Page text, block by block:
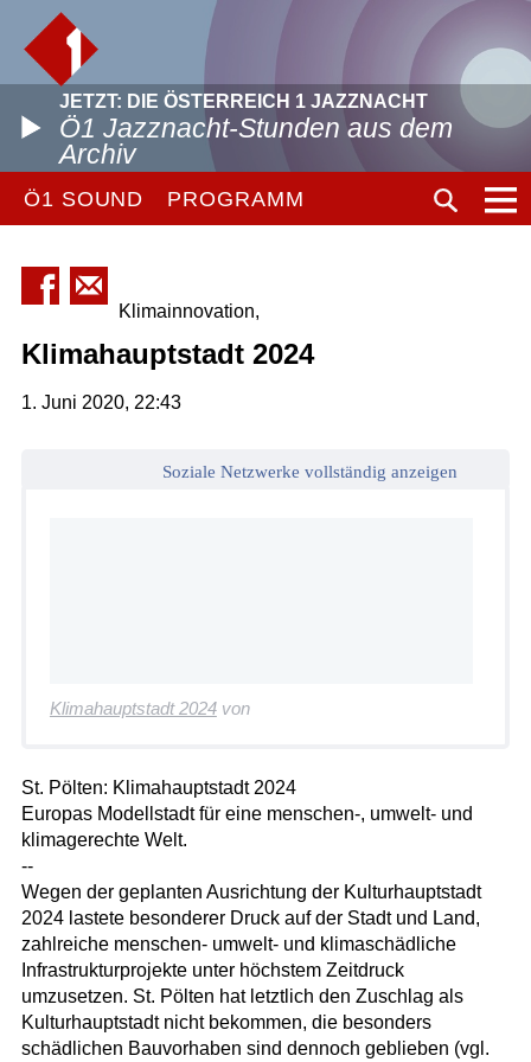
JETZT: DIE ÖSTERREICH 1 JAZZNACHT
Ö1 Jazznacht-Stunden aus dem
Archiv
Ö1 SOUND PROGRAMM
Klimainnovation,
Klimahauptstadt 2024
1. Juni 2020, 22:43
Soziale Netzwerke vollständig anzeigen
Klimahauptstadt 2024von
St. Pölten: Klimahauptstadt 2024
Europas Modellstadt für eine menschen-, umwelt- und
klimagerechte Welt.
--
Wegen der geplanten Ausrichtung der Kulturhauptstadt
2024 lastete besonderer Druck auf der Stadt und Land,
zahlreiche menschen- umwelt- und klimaschädliche
Infrastrukturprojekte unter höchstem Zeitdruck
umzusetzen. St. Pölten hat letztlich den Zuschlag als
Kulturhauptstadt nicht bekommen, die besonders
schädlichen Bauvorhaben sind dennoch geblieben (vgl.